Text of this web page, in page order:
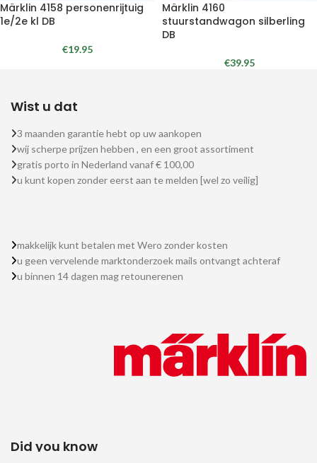
Märklin 4158 personenrijtuig
1e/2e kl DB
€19.95
Märklin 4160
stuurstandwagon silberling
DB
€39.95
Wist u dat
3 maanden garantie hebt op uw aankopen
wij scherpe prijzen hebben , en een groot assortiment
gratis porto in Nederland vanaf € 100,00
u kunt kopen zonder eerst aan te melden [wel zo veilig]
makkelijk kunt betalen met Wero zonder kosten
u geen vervelende marktonderzoek mails ontvangt achteraf
u binnen 14 dagen mag retounerenen
Did you know